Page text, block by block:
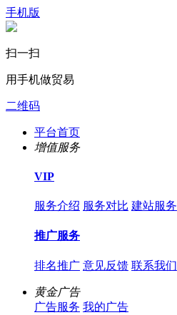
手机版
扫一扫
用手机做贸易
二维码
平台首页
增值服务
VIP
服务介绍 服务对比 建站服务
推广服务
排名推广 意见反馈 联系我们
黄金广告
广告服务 我的广告